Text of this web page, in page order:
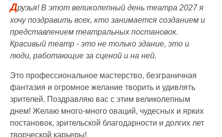
Друзья! В этот великолепный день театра 2027 я
хочу поздравить всех, кто занимается созданием и
представлением театральных постановок.
Красивый театр - это не только здание, это и
люди, работающие за сценой и на ней.
Это профессиональное мастерство, безграничная
фантазия и огромное желание творить и удивлять
зрителей. Поздравляю вас с этим великолепным
днем! Желаю много-много оваций, чудесных и ярких
постановок, зрительской благодарности и долгих лет
творческой карьеры!